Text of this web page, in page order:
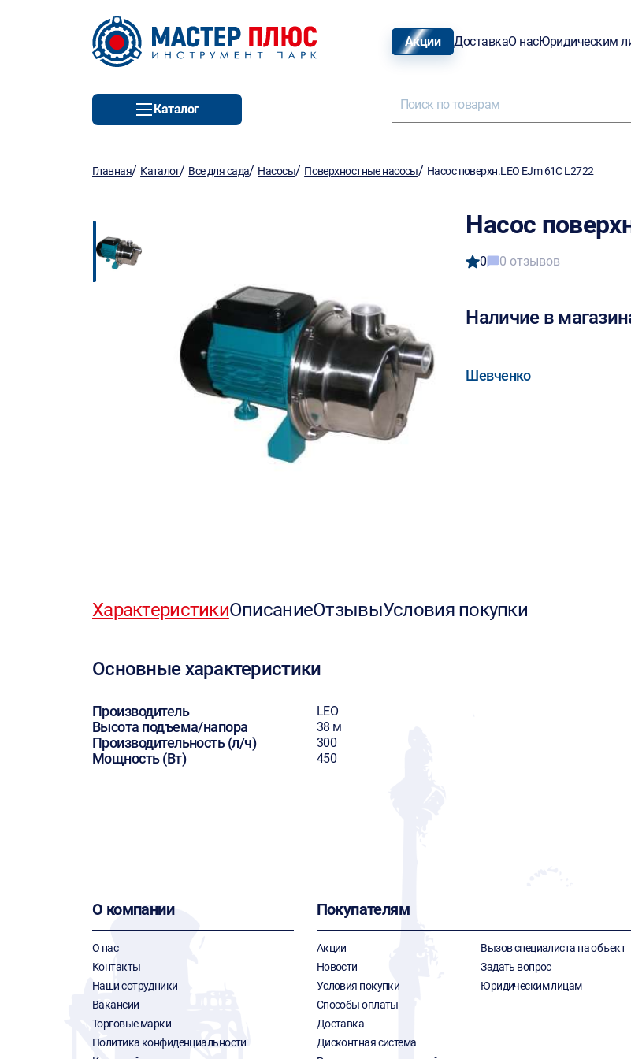
Акции ДоставкаО насЮридическим
Каталог
Главная/ Каталог/ Все для сада/ Насосы/ Поверхностные насосы/ Насос поверхн.LEO EJm 61C L2722
Насос
0 0 отзывов
Наличие в
Шевченко
ХарактеристикиОписаниеОтзывыУсловия покупки
Основные характеристики
Производитель LEO
Высота подъема/напора 38 м
Производительность (л/ч) 300
Мощность (Вт) 450
О компании
О нас
Контакты
Наши сотрудники
Вакансии
Торговые марки
Политика конфиденциальности
Покупателям
Акции
Новости
Условия покупки
Способы оплаты
Доставка
Дисконтная система
Вызов специалиста на объект
Задать вопрос
Юридическим лицам